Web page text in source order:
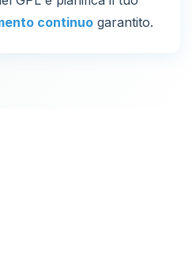
continuo garantito.